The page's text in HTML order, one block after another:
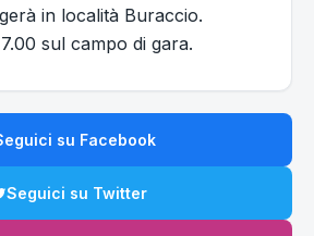
in località Buraccio.
sul campo di gara.
su Facebook
Seguici su Twitter